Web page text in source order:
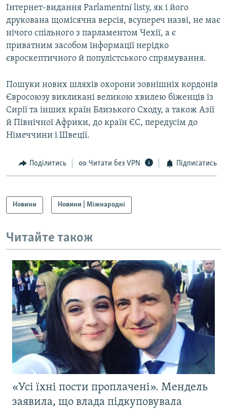
Інтернет-видання Parlamentní listy, як і його
друкована щомісячна версія, всупереч назві, не має
нічого спільного з парламентом Чехії, а є
приватним засобом інформації нерідко
євроскептичного й популістського спрямування.
Пошуки нових шляхів охорони зовнішніх кордонів
Євросоюзу викликані великою хвилею біженців із
Сирії та інших країн Близького Сходу, а також Азії
й Північної Африки, до країн ЄС, передусім до
Німеччини і Швеції.
Поділитись Читати без VPN Підписатись
Новини Новини | Міжнародні
Читайте також
«Усі їхні пости проплачені». Мендель
заявила, що влада підкуповувала